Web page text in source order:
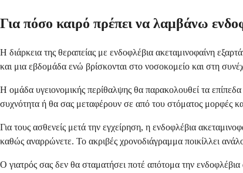
Για πόσο καιρό πρέπει να λαμβάνω
Η διάρκεια της θεραπείας με ενδοφλέβια ακεταμινοφαίνη
και μια εβδομάδα ενώ βρίσκονται στο νοσοκομείο και στη
Η ομάδα υγειονομικής περίθαλψης θα παρακολουθεί τα
συχνότητα ή θα σας μεταφέρουν σε από του στόματος μορφές
Για τους ασθενείς μετά την εγχείρηση, η ενδοφλέβια
καθώς αναρρώνετε. Το ακριβές χρονοδιάγραμμα ποικίλλει
Ο γιατρός σας δεν θα σταματήσει ποτέ απότομα την